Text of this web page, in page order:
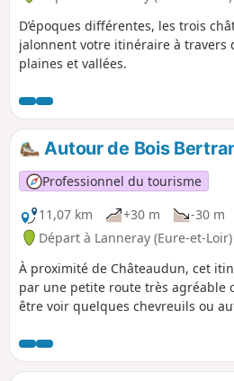
D’époques différentes, les trois
jalonnent votre itinéraire à travers
plaines et vallées.
Autour de Bois
Professionnel du tourisme
11,07 km
+30 m -30 m
Départ à Lanneray (Eure-et-Loir)
À proximité de Châteaudun, cet
par une petite route très agréable
être voir quelques chevreuils ou